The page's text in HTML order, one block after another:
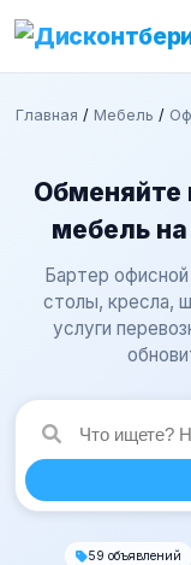
Главная / Мебель /
Обменяйте
мебель
Бартер
столы, кресла,
услуги
59 объявлений